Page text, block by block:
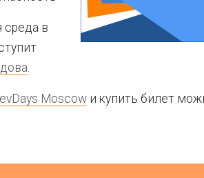
среда в
.
Moscow и купить билет